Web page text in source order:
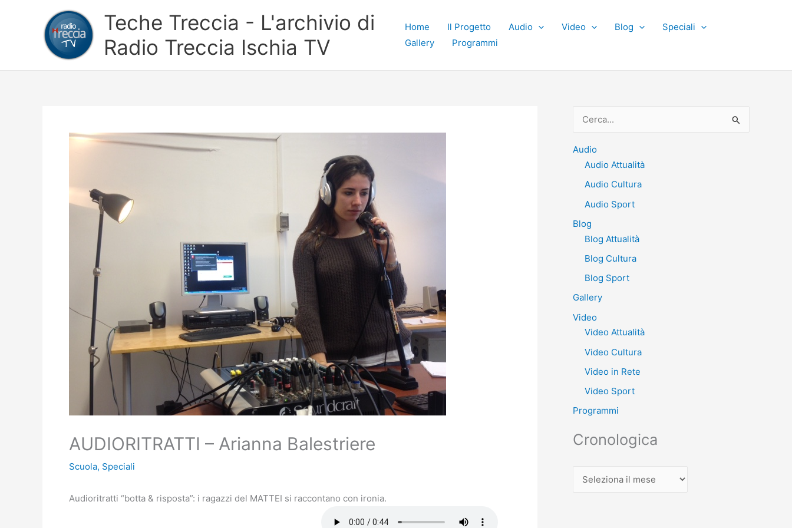
Teche Treccia - L'archivio di
Radio Treccia Ischia TV
Home Il Progetto Audio Video Blog
Speciali
Gallery
Programmi
AUDIORITRATTI – Arianna Balestriere
Scuola, Speciali
Audioritratti “botta & risposta”: i ragazzi del MATTEI si raccontano con ironia.
r
Audio
Audio Attualità
Audio Cultura
Audio Sport
Blog
Blog Attualità
Blog Cultura
Blog Sport
Gallery
Video
Video Attualità
Video Cultura
Video in Rete
Video Sport
Programmi
Cronologica